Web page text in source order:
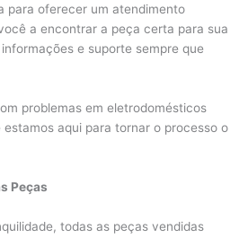
para oferecer um atendimento
a encontrar a peça certa para sua
e suporte sempre que
problemas em eletrodomésticos
aqui para tornar o processo o
Peças
todas as peças vendidas